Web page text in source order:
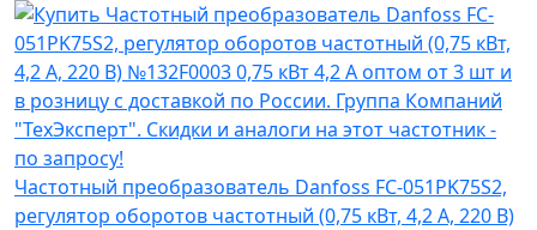
Частотный преобразователь Danfoss FC-051PK75S2,
регулятор оборотов частотный (0,75 кВт, 4,2 А, 220 В)